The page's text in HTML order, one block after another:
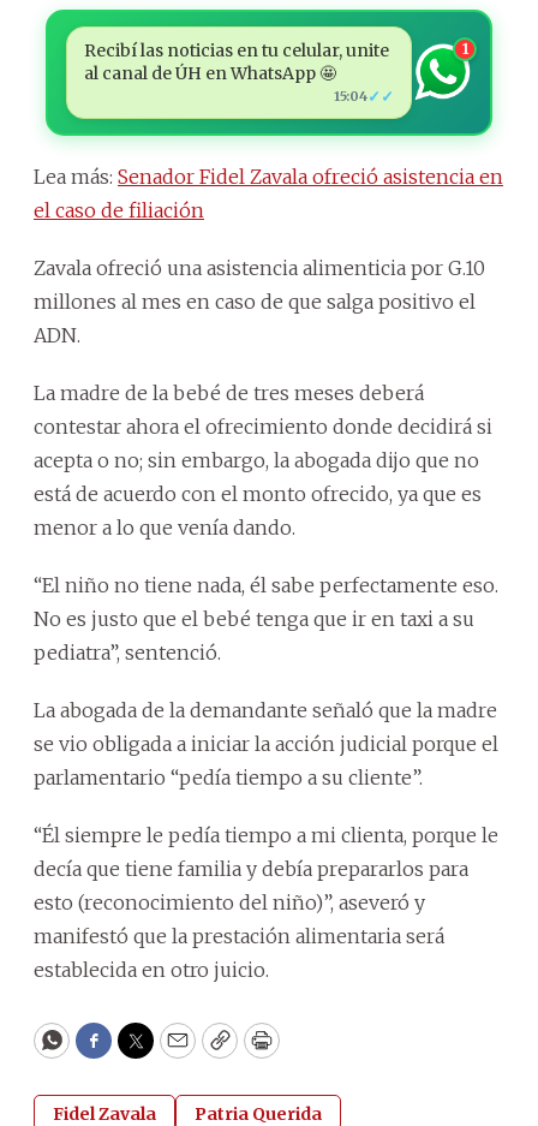
Recibí las noticias en tu celular, unite
al canal de ÚH en WhatsApp 🤩
15:04✓✓
1
Lea más: Senador Fidel Zavala ofreció asistencia en
el caso de filiación
Zavala ofreció una asistencia alimenticia por G.10
millones al mes en caso de que salga positivo el
ADN.
La madre de la bebé de tres meses deberá
contestar ahora el ofrecimiento donde decidirá si
acepta o no; sin embargo, la abogada dijo que no
está de acuerdo con el monto ofrecido, ya que es
menor a lo que venía dando.
“El niño no tiene nada, él sabe perfectamente eso.
No es justo que el bebé tenga que ir en taxi a su
pediatra”, sentenció.
La abogada de la demandante señaló que la madre
se vio obligada a iniciar la acción judicial porque el
parlamentario “pedía tiempo a su cliente”.
“Él siempre le pedía tiempo a mi clienta, porque le
decía que tiene familia y debía prepararlos para
esto (reconocimiento del niño)”, aseveró y
manifestó que la prestación alimentaria será
establecida en otro juicio.
WhatsApp
Facebook
Twitter
EmailCopyPrint
Fidel Zavala
Patria Querida